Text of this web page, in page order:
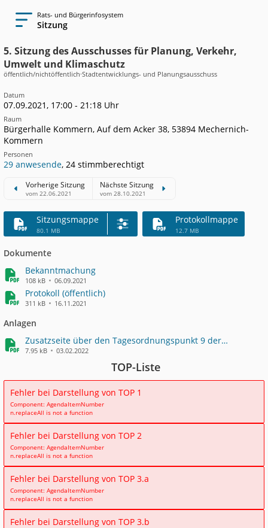
Rats- und Bürgerinfosystem
Sitzung
5. Sitzung des Ausschusses für Planung, Verkehr,
Umwelt und Klimaschutz
öffentlich/nichtöffentlich·Stadtentwicklungs- und Planungsausschuss
Datum
07.09.2021, 17:00 - 21:18 Uhr
Raum
Bürgerhalle Kommern, Auf dem Acker 38, 53894 Mechernich-
Kommern
Personen
29 anwesende, 24 stimmberechtigt
Vorherige Sitzung
vom 22.06.2021
Nächste Sitzung
vom 28.10.2021
Sitzungsmappe
80.1 MB
Protokollmappe
12.7 MB
Dokumente
Bekanntmachung
108 kB 06.09.2021
Protokoll (öffentlich)
311 kB 16.11.2021
Anlagen
Zusatzseite über den Tagesordnungspunkt 9 der
Niederschrift der 5. Sitzung des AfPVUK am 07.09.2022
7.95 kB 03.02.2022
TOP-Liste
Fehler bei Darstellung von TOP 1
Component: AgendaItemNumber
n.replaceAll is not a function
Fehler bei Darstellung von TOP 2
Component: AgendaItemNumber
n.replaceAll is not a function
Fehler bei Darstellung von TOP 3.a
Component: AgendaItemNumber
n.replaceAll is not a function
Fehler bei Darstellung von TOP 3.b